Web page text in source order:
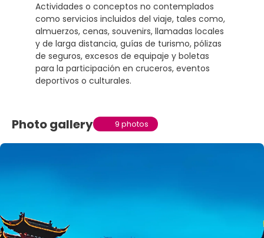
Actividades o conceptos no contemplados
como servicios incluidos del viaje, tales como,
almuerzos, cenas, souvenirs, llamadas locales
y de larga distancia, guías de turismo, pólizas
de seguros, excesos de equipaje y boletas
para la participación en cruceros, eventos
deportivos o culturales.
Photo gallery 9 photos